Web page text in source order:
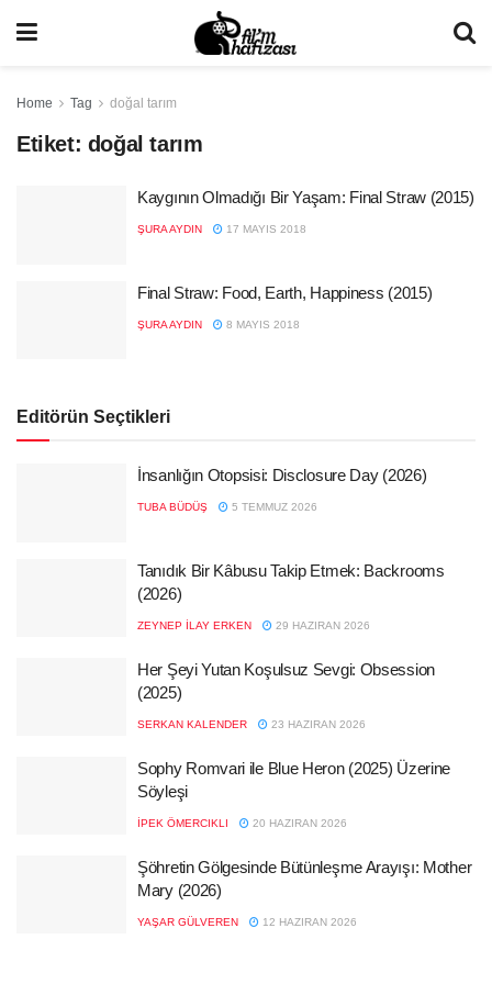
Home Tag doğal tarım
Etiket: doğal tarım
Kaygının Olmadığı Bir Yaşam: Final Straw (2015)
ŞURA AYDIN 17 MAYIS 2018
Final Straw: Food, Earth, Happiness (2015)
ŞURA AYDIN 8 MAYIS 2018
Editörün Seçtikleri
İnsanlığın Otopsisi: Disclosure Day (2026)
TUBA BÜDÜŞ 5 TEMMUZ 2026
Tanıdık Bir Kâbusu Takip Etmek: Backrooms
(2026)
ZEYNEP İLAY ERKEN 29 HAZIRAN 2026
Her Şeyi Yutan Koşulsuz Sevgi: Obsession
(2025)
SERKAN KALENDER 23 HAZIRAN 2026
Sophy Romvari ile Blue Heron (2025) Üzerine
Söyleşi
İPEK ÖMERCIKLI 20 HAZIRAN 2026
Şöhretin Gölgesinde Bütünleşme Arayışı: Mother
Mary (2026)
YAŞAR GÜLVEREN 12 HAZIRAN 2026